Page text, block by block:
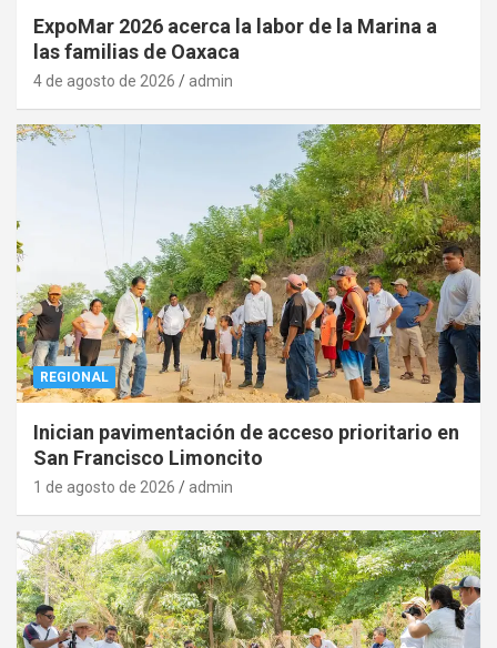
ExpoMar 2026 acerca la labor de la Marina a
las familias de Oaxaca
4 de agosto de 2026 admin
REGIONAL
Inician pavimentación de acceso prioritario en
San Francisco Limoncito
1 de agosto de 2026 admin